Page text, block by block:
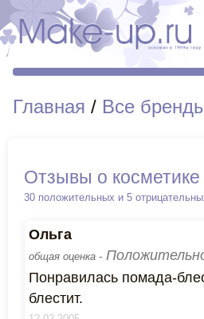
Главная / Все
Отзывы о
30 положительных и 5
Ольга
общая оценка -
Понравилась помада-
блестит.